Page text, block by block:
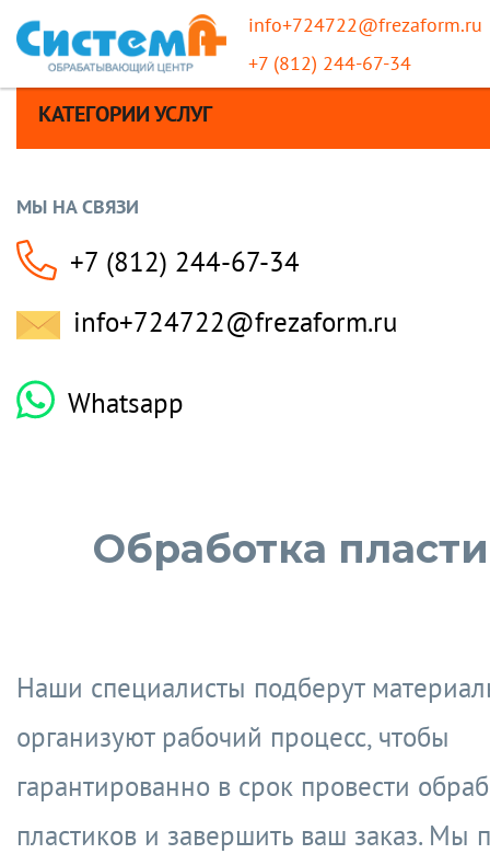
info+724722@frezaform.ru
+7 (812) 244-67-34
КАТЕГОРИИ УСЛУГ
МЫ НА СВЯЗИ
+7 (812) 244-67-34
info+724722@frezaform.ru
Whatsapp
Обработка
Наши специалисты подберут
организуют рабочий процесс, чтобы
гарантированно в срок провести
пластиков и завершить ваш заказ. Мы